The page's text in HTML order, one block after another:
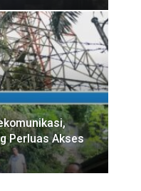
Perluas Akses